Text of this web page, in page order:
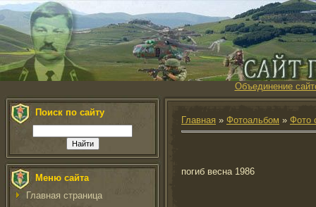
Объединение
Поиск по сайту
Меню сайта
Главная страница
Главная » Фотоальбом » Фото
погиб весна 1986